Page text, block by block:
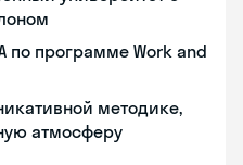
по программе Work and
методике,
атмосферу